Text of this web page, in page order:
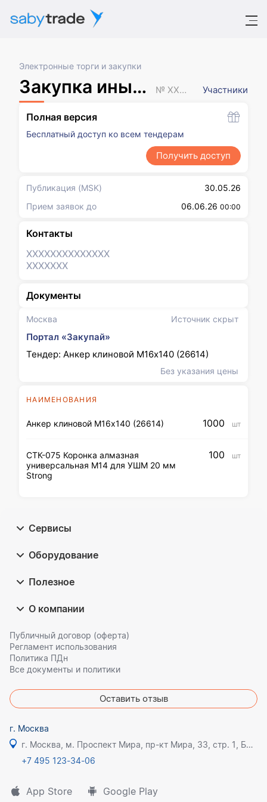
Электронные торги и закупки
Закупка иным способом № XXXXXXX Участники
Москва Источник скрыт
Портал «Закупай»
Тендер: Анкер клиновой М16х140 (26614)
Без указания цены
НАИМЕНОВАНИЯ
Анкер клиновой М16х140 (26614) 1000 шт
СТК-075 Коронка алмазная
универсальная М14 для УШМ 20 мм
Strong
100 шт
Полная версия
Бесплатный доступ ко всем тендерам
Получить доступ
Публикация (MSK)
30.05.26
Прием заявок до
06.06.26 00:00
Контакты
XXXXXXXXXXXXXX
XXXXXXX
Документы
Сервисы
Оборудование
Полезное
О компании
Публичный договор (оферта)
Регламент использования
Политика ПДн
Все документы и политики
Оставить отзыв
г. Москва
г. Москва, м. Проспект Мира, пр-кт Мира, 33, стр. 1, БЦ Олимпик плаза
+7 495 123-34-06
App Store Google Play